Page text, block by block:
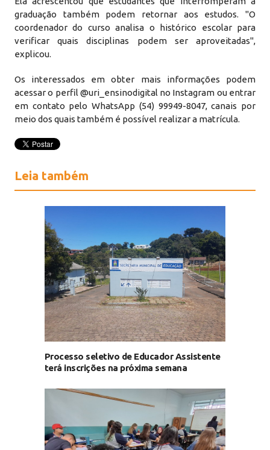
graduação também podem retornar aos estudos. "O
coordenador do curso analisa o histórico escolar para
verificar quais disciplinas podem ser aproveitadas",
explicou.
Os interessados em obter mais informações podem
acessar o perfil @uri_ensinodigital no Instagram ou entrar
em contato pelo WhatsApp (54) 99949-8047, canais por
meio dos quais também é possível realizar a matrícula.
Leia também
Processo seletivo de Educador Assistente
terá inscrições na próxima semana